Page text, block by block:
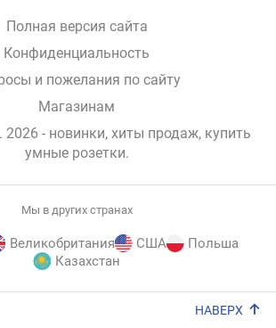
Полная версия сайта
Конфиденциальность
и пожелания по сайту
Магазинам
2026 - новинки, хиты продаж, купить
умные розетки.
Мы в других странах
Великобритания США
Польша
Казахстан
НАВЕРХ